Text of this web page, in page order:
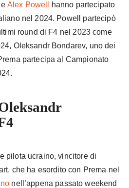
e Alex Powell
hanno partecipato
nel 2024. Powell partecipò
round di F4 nel 2023 come
Oleksandr Bondarev, uno dei
partecipa al Campionato
pilota ucraino, vincitore di
che ha esordito con Prema nel
nell’appena passato weekend